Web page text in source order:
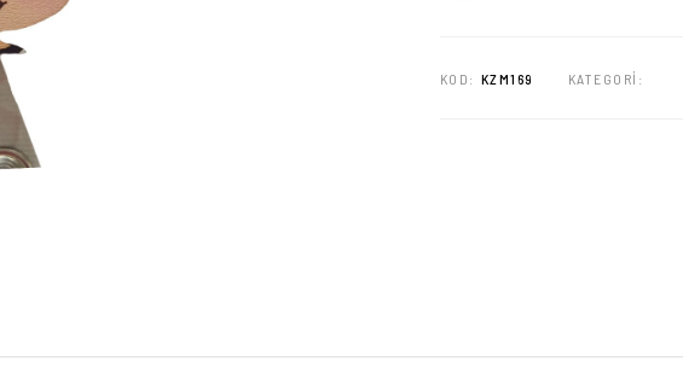
KOD: KZM169 KATEGORI: